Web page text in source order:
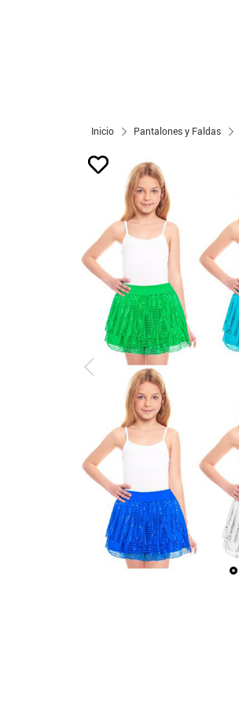
Inicio Pantalones y Faldas